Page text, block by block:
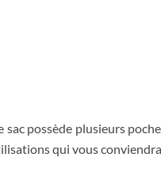
sac possède plusieurs
qui vous